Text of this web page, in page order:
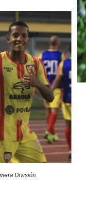
División.